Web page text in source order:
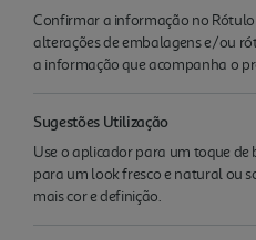
Confirmar a informação no Rótulo
alterações de embalagens e/ou
a informação que acompanha o
Sugestões Utilização
Use o aplicador para um toque
para um look fresco e natural ou
mais cor e definição.